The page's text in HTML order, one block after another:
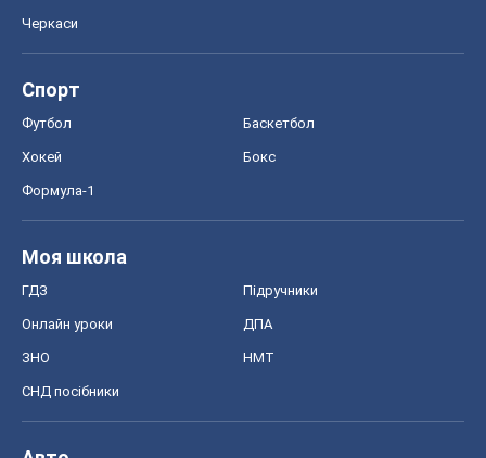
Черкаси
Спорт
Футбол Баскетбол
Хокей Бокс
Формула-1
Моя школа
ГДЗ Підручники
Онлайн уроки ДПА
ЗНО НМТ
СНД посібники